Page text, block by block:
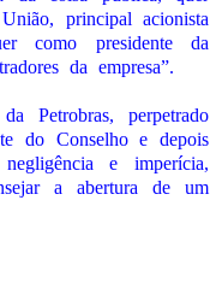
principal acionista
como presidente da
da empresa”.
Petrobras, perpetrado
do Conselho e depois
e imperícia,
a abertura de um